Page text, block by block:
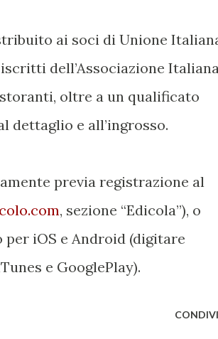
ai soci di Unione
dell’Associazione
oltre a un qualificato
e all’ingrosso.
previa registrazione al
, sezione “Edicola”), o
iOS e Android (digitare
e GooglePlay).